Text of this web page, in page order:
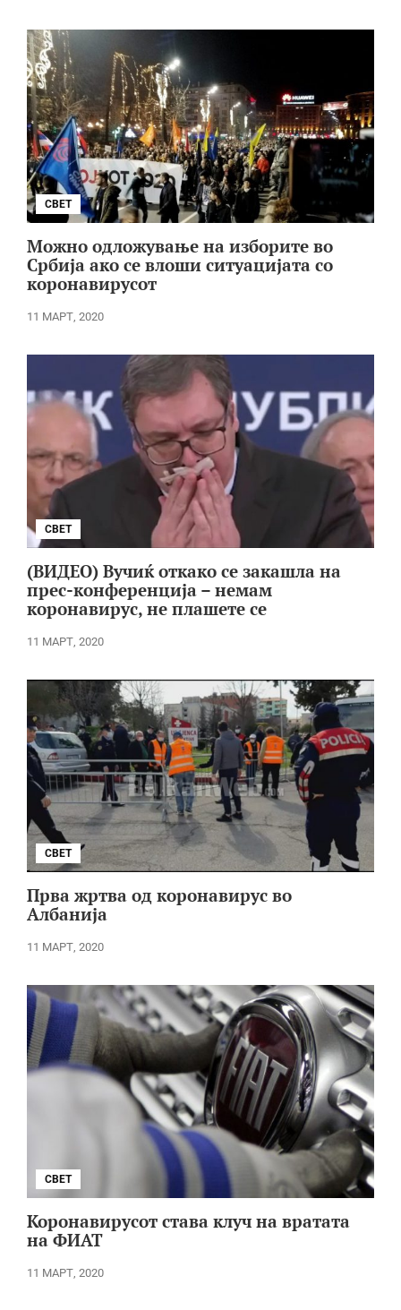
СВЕТ
Можно одложување на изборите во
Србија ако се влоши ситуацијата со
коронавирусот
11 МАРТ, 2020
СВЕТ
(ВИДЕО) Вучиќ откако се закашла на
прес-конференција – немам
коронавирус, не плашете се
11 МАРТ, 2020
СВЕТ
Прва жртва од коронавирус во
Албанија
11 МАРТ, 2020
СВЕТ
Коронавирусот става клуч на вратата
на ФИАТ
11 МАРТ, 2020